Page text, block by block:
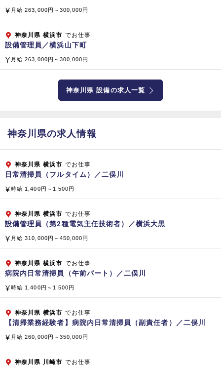
ニック・人間ドック）
【国内】 株式会社 ベスト・プロパティ
株式会社 ラボテック
株式会社 ケアホテルマネジメント
株式会社 クリーンテック
株式会社 テクノサービス
【海外】 SINGAPORE BIKEN PTE.LTD.（シンガポール共
和国）
月給 263,000円～300,000円
神奈川県 横浜市 でお仕事
設備管理員／横浜山下町
月給 263,000円～300,000円
神奈川県 設備の求人一覧
神奈川県の求人情報
神奈川県 横浜市 でお仕事
日常清掃員（フルタイム）／二俣川
時給 1,400円～1,500円
神奈川県 横浜市 でお仕事
設備管理員（第2種電気主任技術者）／横浜大黒
月給 310,000円～450,000円
神奈川県 横浜市 でお仕事
病院内日常清掃員（午前パート）／二俣川
時給 1,400円～1,500円
神奈川県 横浜市 でお仕事
【清掃業務経験者】病院内日常清掃員（副責任者）／二俣川
月給 260,000円～350,000円
神奈川県 川崎市 でお仕事